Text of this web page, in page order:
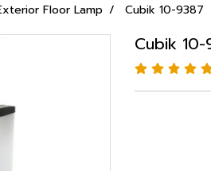
Floor Lamp Cubik 10-9387
Cubik 10-